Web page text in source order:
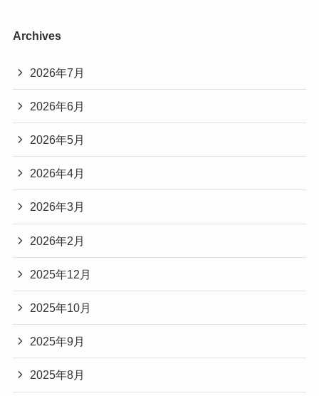
Archives
2026年7月
2026年6月
2026年5月
2026年4月
2026年3月
2026年2月
2025年12月
2025年10月
2025年9月
2025年8月